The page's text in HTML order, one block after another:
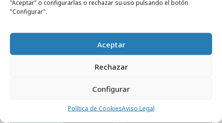
"Aceptar" o configurarlas o rechazar su uso pulsando el botón
"Configurar".
Aceptar
Rechazar
Configurar
Política de CookiesAviso Legal
Spanair sorprende a sus pasajeros
Artículos recientes